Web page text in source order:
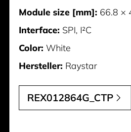
Module size [mm]: 66.8 ×
Interface: SPI, I²C
Color: White
Hersteller: Raystar
REX012864G_CTP